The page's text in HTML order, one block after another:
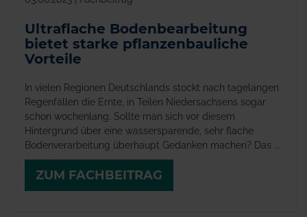
Ultraflache Bodenbearbeitung
bietet starke pflanzenbauliche
Vorteile
In vielen Regionen Deutschlands stockt nach tagelangen
Regenfällen die Ernte, in Teilen Niedersachsens sogar
schon wochenlang. Sollte man sich vor diesem
Hintergrund über eine wassersparende, sehr flache
Bodenverarbeitung überhaupt Gedanken machen? Das ...
ZUM FACHBEITRAG